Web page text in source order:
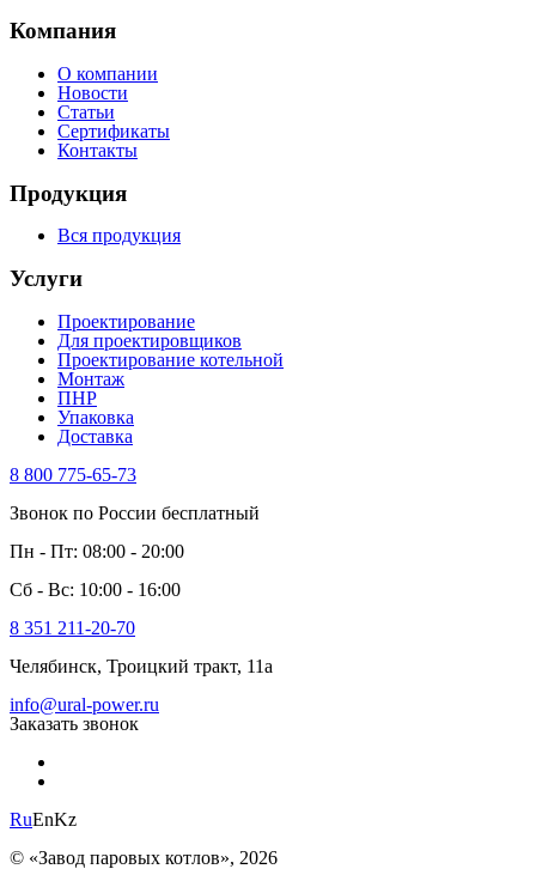
Компания
О компании
Новости
Статьи
Сертификаты
Контакты
Продукция
Вся продукция
Услуги
Проектирование
Для проектировщиков
Проектирование котельной
Монтаж
ПНР
Упаковка
Доставка
8 800 775-65-73
Звонок по России бесплатный
Пн - Пт: 08:00 - 20:00
Сб - Вс: 10:00 - 16:00
8 351 211-20-70
Челябинск, Троицкий тракт, 11а
info@ural-power.ru
Заказать звонок
RuEnKz
© «Завод паровых котлов», 2026